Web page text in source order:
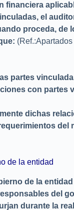
financiera
el
proceda, de
partes
con partes
dichas
del
de la entidad
de la
del
durante la